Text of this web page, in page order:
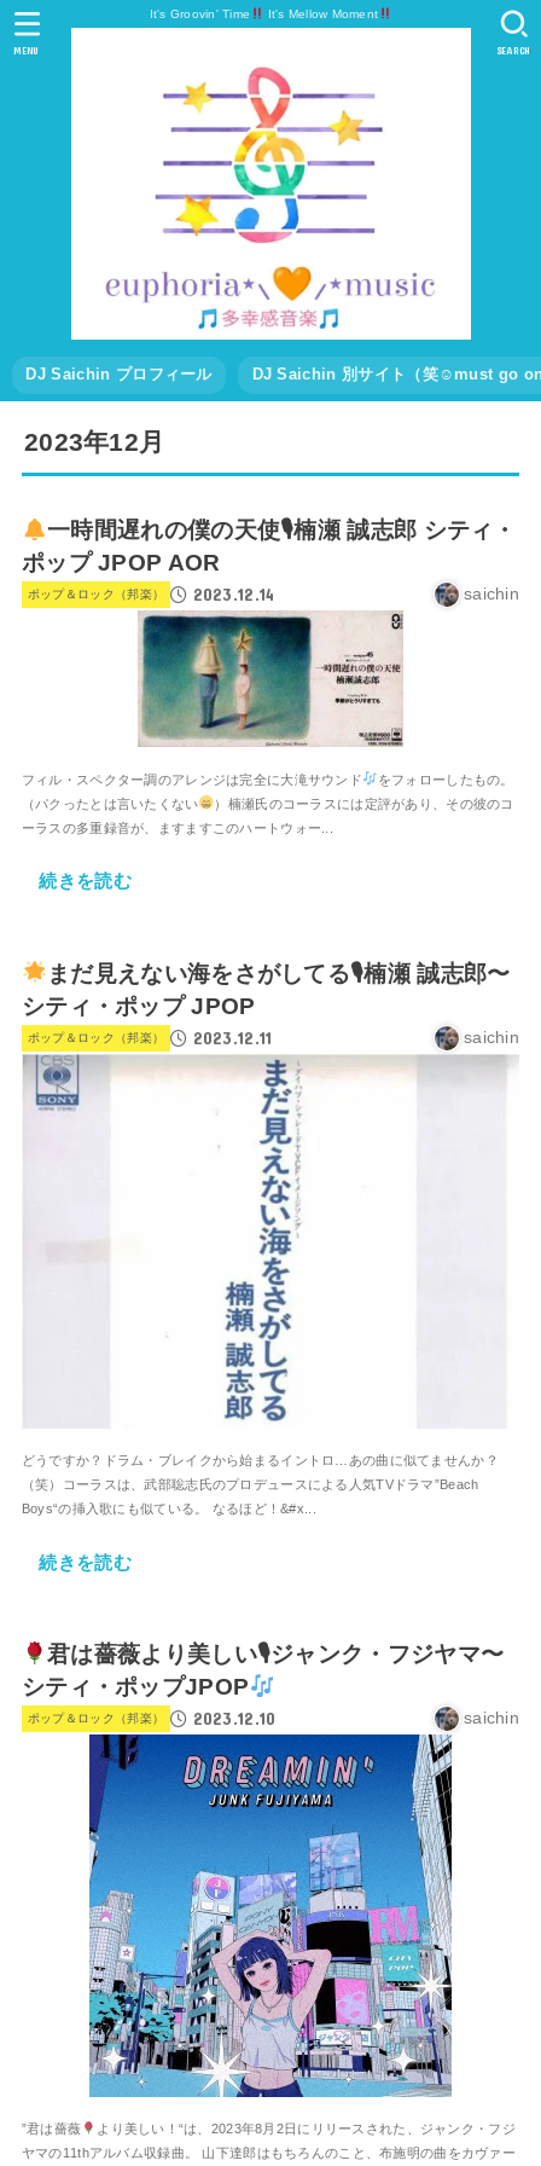
It's Groovin' Time It's Mellow Moment
DJ Saichin プロフィール DJ Saichin 別サイト（笑☺must go
SEARCH
MENU
2023年12月
一時間遅れの僕の天使🎙楠瀬 誠志郎 シティ・
ポップ JPOP AOR
ポップ＆ロック（邦楽） 2023.12.14 saichin
フィル・スペクター調のアレンジは完全に大滝サウンド
をフォローしたもの。
（パクったとは言いたくない
）楠瀬氏のコーラスには定評があり、その彼のコ
ーラスの多重録音が、ますますこのハートウォー...
続きを読む
まだ見えない海をさがしてる🎙楠瀬 誠志郎〜
シティ・ポップ JPOP
ポップ＆ロック（邦楽） 2023.12.11 saichin
どうですか？ドラム・ブレイクから始まるイントロ…あの曲に似てませんか？
（笑）コーラスは、武部聡志氏のプロデュースによる人気TVドラマ”Beach
Boys“の挿入歌にも似ている。 なるほど！&#x...
続きを読む
君は薔薇より美しい🎙ジャンク・フジヤマ〜
シティ・ポップJPOP
ポップ＆ロック（邦楽） 2023.12.10 saichin
”君は薔薇
より美しい！“は、2023年8月2日にリリースされた、ジャンク・フジ
ヤマの11thアルバム収録曲。 山下達郎はもちろんのこと、布施明の曲をカヴァー